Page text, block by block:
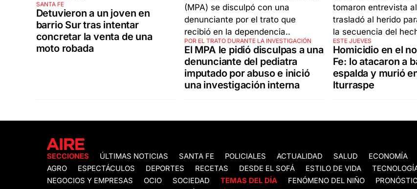
SANTA FE
Detuvieron a un joven en
barrio Sur tras intentar
concretar la venta de una
moto robada
POR EL TRATO DURANTE LA INVESTIGACIÓN
El MPA le pidió disculpas a una
denunciante del pediatra
imputado por abuso e inició
una investigación interna
ESTE JUEVES
Homicidio en el
Fe: lo atacaron a
espalda y murió
Iturraspe
SECCIONES ÚLTIMAS NOTICIAS SANTA FE POLICIALES ACTUALIDAD SALUD ECONOMÍA
AGRO
ESPECTÁCULOS DEPORTES RECETAS DESDE EL SOFÁ ESTILO DE VIDA
NEGOCIOS Y EMPRESAS
OCIO SOCIEDAD TEMAS DEL DÍA FENÓMENO DEL NIÑO